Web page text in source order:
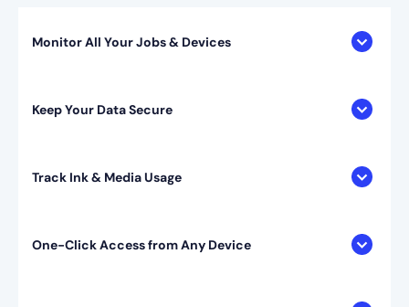
Monitor All Your Jobs & Devices
Keep Your Data Secure
Track Ink & Media Usage
One-Click Access from Any Device